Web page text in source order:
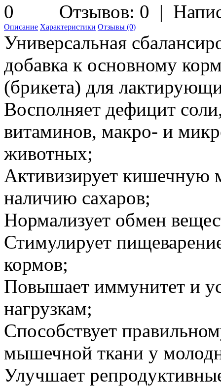
Отзывов: 0 |
Описание Характеристики Отзывы (0)
Универсальная
добавка к основному
(брикета) для
Восполняет дефицит
витаминов, макро- и
животных;
Активизирует кишечную
наличию сахаров;
Нормализует обмен
Стимулирует
кормов;
Повышает иммунитет и
нагрузкам;
Способствует
мышечной ткани у
Улучшает